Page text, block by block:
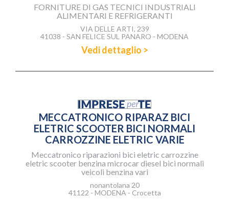
FORNITURE DI GAS TECNICI INDUSTRIALI
ALIMENTARI E REFRIGERANTI
VIA DELLE ARTI, 239
41038 - SAN FELICE SUL PANARO - MODENA
Vedi dettaglio >
MECCATRONICO RIPARAZ BICI
ELETRIC SCOOTER BICI NORMALI
CARROZZINE ELETRIC VARIE
Meccatronico riparazioni bici eletric carrozzine
eletric scooter benzina microcar diesel bici normali
veicoli benzina vari
nonantolana 20
41122 - MODENA - Crocetta